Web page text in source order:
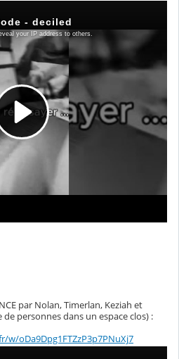
par Nolan, Timerlan, Keziah et
personnes dans un espace clos) :
oDa9Dpg1FTZzP3p7PNuXj7